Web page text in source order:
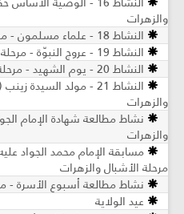
والزهرات
النشاط 18 - علماء مسلمون - مرحلة الأشبال والزهرات
النشاط 19 - عروج النبوّة - مرحلة الأشبال والزهرات
النشاط 20 - يوم الشهيد - مرحلة الأشبال والزهرات
النشاط 21 - مولد
والزهرات
نشاط مطالعة شهادة الإمام
والزهرات
مسابقة الإمام محمد الجواد
مرحلة الأشبال والزهرات
نشاط مطالعة أسبوع الأسرة -
عيد الولاية